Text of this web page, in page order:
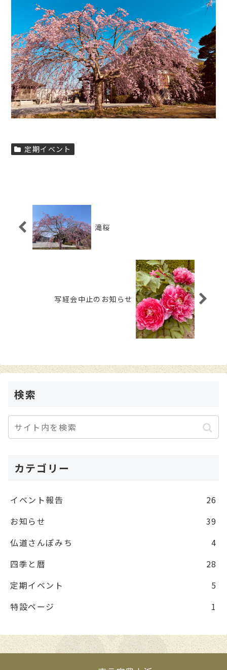
定期イベント
滝桜
写経会中止のお知らせ
検索
カテゴリー
イベント報告
26
お知らせ
39
仏道さんぽみち
4
四季と暦
28
定期イベント
5
特設ページ
1